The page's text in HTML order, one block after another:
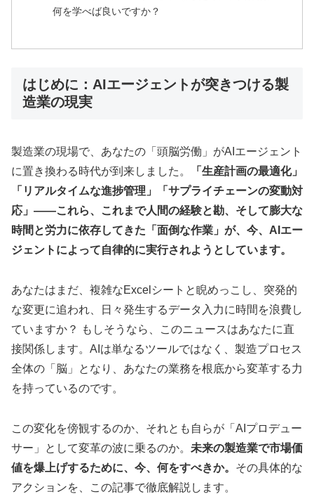
何を学べば良いですか？
はじめに：AIエージェントが突きつける製
造業の現実
製造業の現場で、あなたの「頭脳労働」がAIエージェント
に置き換わる時代が到来しました。
「生産計画の最適化」
「リアルタイムな進捗管理」「サプライチェーンの変動対
応」――これら、これまで人間の経験と勘、そして膨大な
時間と労力に依存してきた「面倒な作業」が、今、AIエー
ジェントによって自律的に実行されようとしています。
あなたはまだ、複雑なExcelシートと睨めっこし、突発的
な変更に追われ、日々発生するデータ入力に時間を浪費し
ていますか？ もしそうなら、このニュースはあなたに直
接関係します。AIは単なるツールではなく、製造プロセス
全体の「脳」となり、あなたの業務を根底から変革する力
を持っているのです。
この変化を傍観するのか、それとも自らが「AIプロデュー
サー」として変革の波に乗るのか。 未来の製造業で市場価
値を爆上げするために、今、何をすべきか。 その具体的な
アクションを、この記事で徹底解説します。